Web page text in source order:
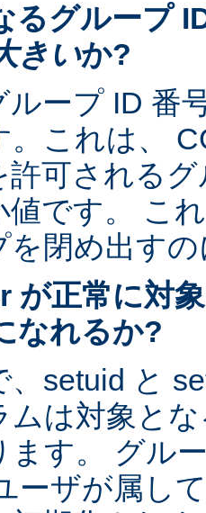
るグループ
きいか?
ループ ID 番
。これは、
許可される
値です。 こ
を閉め出す
が正常に対
なれるか?
、setuid と
ムは対象と
ます。 グル
ーザが属し